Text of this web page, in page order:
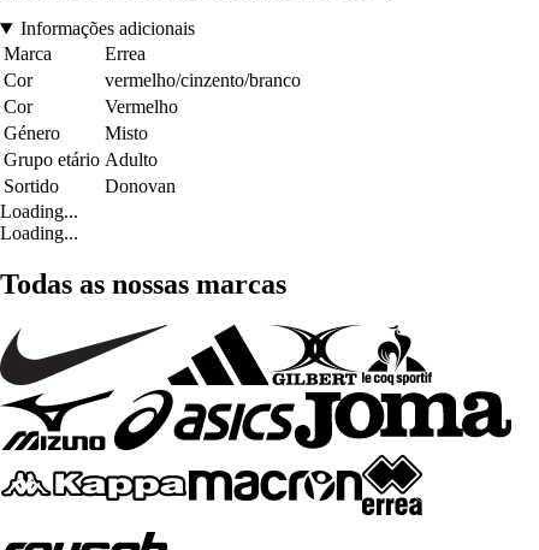
Informações adicionais
Marca
Errea
Cor
vermelho/cinzento/branco
Cor
Vermelho
Género
Misto
Grupo etário Adulto
Sortido
Donovan
Loading...
Loading...
Todas as nossas marcas